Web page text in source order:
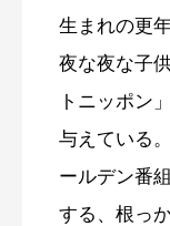
生まれの更
夜な夜な子
トニッポン
与えている
ールデン番
する、根っ